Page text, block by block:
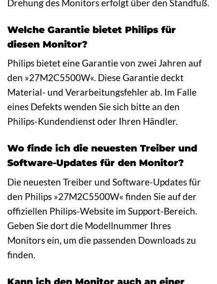
Drehung des Monitors erfolgt über den Standfuß.
Welche Garantie bietet Philips für
diesen Monitor?
Philips bietet eine Garantie von zwei Jahren auf
den »27M2C5500W«. Diese Garantie deckt
Material- und Verarbeitungsfehler ab. Im Falle
eines Defekts wenden Sie sich bitte an den
Philips-Kundendienst oder Ihren Händler.
Wo finde ich die neuesten Treiber und
Software-Updates für den Monitor?
Die neuesten Treiber und Software-Updates für
den Philips »27M2C5500W« finden Sie auf der
offiziellen Philips-Website im Support-Bereich.
Geben Sie dort die Modellnummer Ihres
Monitors ein, um die passenden Downloads zu
finden.
Kann ich den Monitor auch an einer